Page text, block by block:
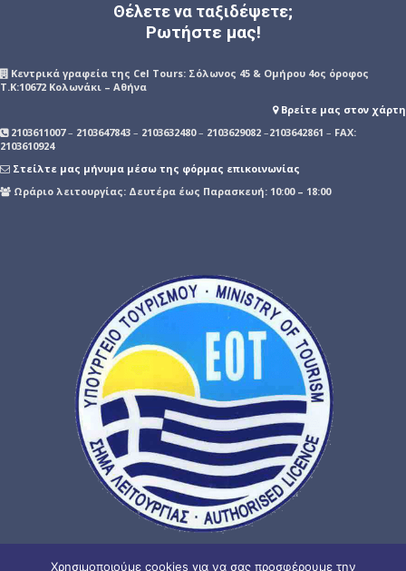
Θέλετε να ταξιδέψετε;
Ρωτήστε μας!
Kεντρικά γραφεία της Cel Tours: Σόλωνος 45 & Ομήρου 4ος όροφος
Τ.Κ:10672 Κολωνάκι – Αθήνα
Βρείτε μας στον χάρτη
2103611007– 2103647843 – 2103632480– 2103629082 –2103642861 – FAX:
2103610924
Στείλτε μας μήνυμα μέσω της φόρμας επικοινωνίας
Ωράριο λειτουργίας: Δευτέρα έως Παρασκευή: 10:00 – 18:00
Χρησιμοποιούμε cookies για να σας προσφέρουμε την